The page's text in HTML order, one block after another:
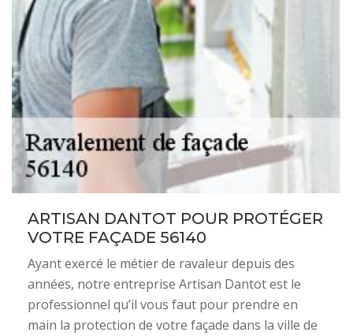
ARTISAN DANTOT POUR PROTÉGER
VOTRE FAÇADE 56140
Ayant exercé le métier de ravaleur depuis des
années, notre entreprise Artisan Dantot est le
professionnel qu’il vous faut pour prendre en
main la protection de votre façade dans la ville de